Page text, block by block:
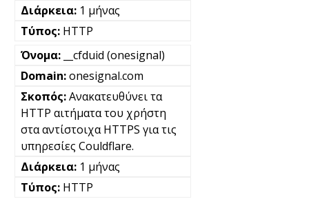
1 μήνας
HTTP
__cfduid (onesignal)
onesignal.com
Ανακατευθύνει τα
HTTP αιτήματα του χρήστη
στα αντίστοιχα HTTPS για τις
υπηρεσίες Couldflare.
1 μήνας
HTTP